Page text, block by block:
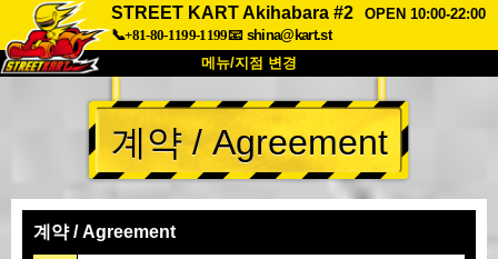
STREET KART Akihabara #2
OPEN 10:00-22:00
📞+81-80-1199-1199📧 shina@kart.st
메뉴/지점 변경
최상단
소개 사양 가격
회사 정보
계약 / Agreement
계약 / Agreement